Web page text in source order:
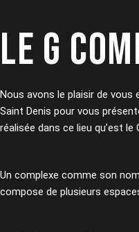
LE G
Nous avons le plaisir de vous
Saint Denis pour vous
réalisée dans ce lieu qu’est le
Un complexe comme son
compose de plusieurs